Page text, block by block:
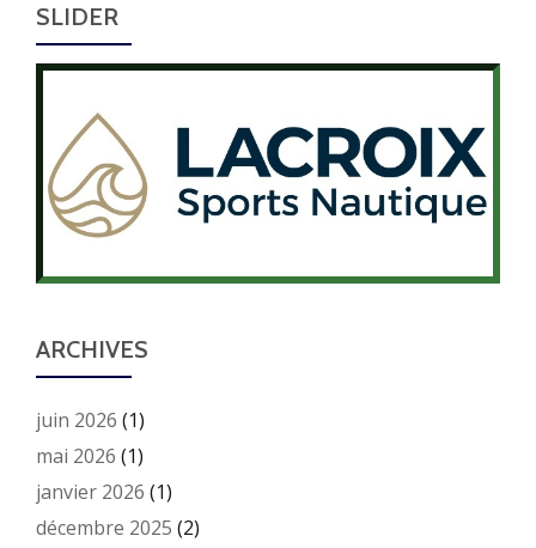
SLIDER
ARCHIVES
juin 2026 (1)
mai 2026 (1)
janvier 2026 (1)
décembre 2025 (2)